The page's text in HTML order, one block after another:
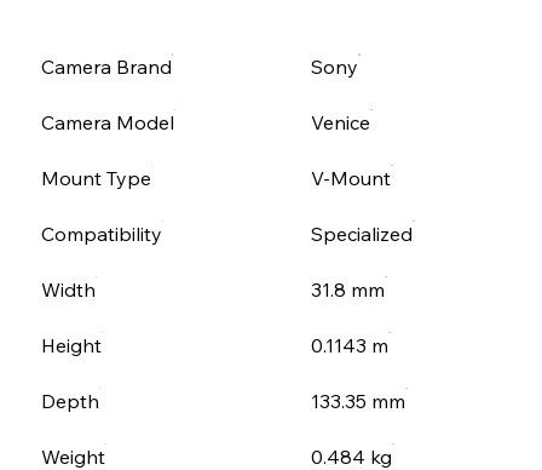
Camera Brand Sony
Camera Model Venice
Mount Type V-Mount
Compatibility Specialized
Width 31.8 mm
Height 0.1143 m
Depth 133.35 mm
Weight 0.484 kg